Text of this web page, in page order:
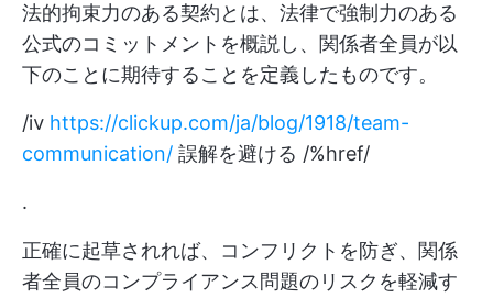
法的拘束力のある契約とは、法律で強制力のある
公式のコミットメントを概説し、関係者全員が以
下のことに期待することを定義したものです。
/ⅳ https://clickup.com/ja/blog/1918/team-
communication/ 誤解を避ける /%href/
.
正確に起草されれば、コンフリクトを防ぎ、関係
者全員のコンプライアンス問題のリスクを軽減す